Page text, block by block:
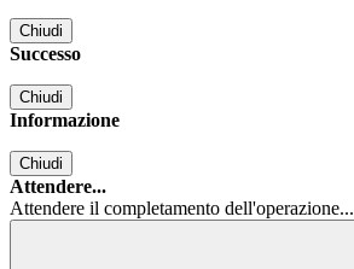
Chiudi
Successo
Chiudi
Informazione
Chiudi
Attendere...
Attendere il completamento dell'operazione...